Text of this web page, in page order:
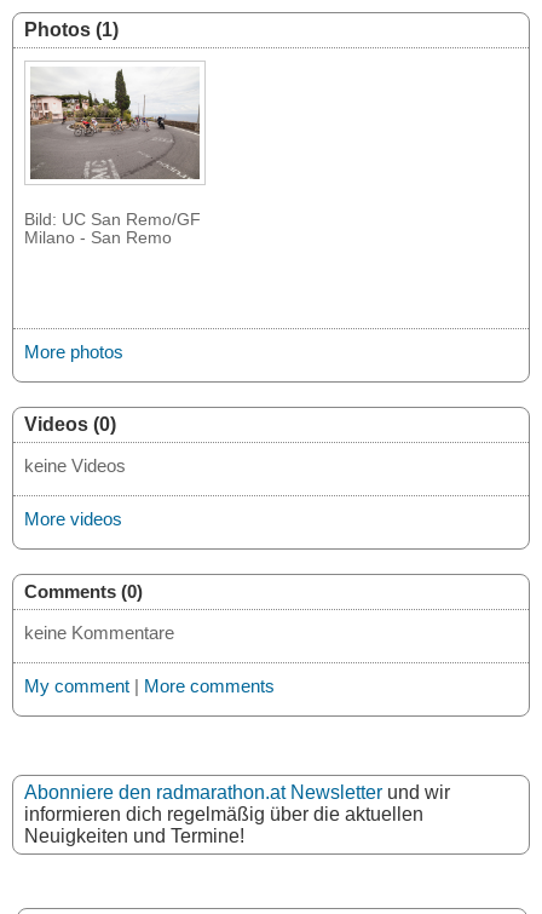
Photos (1)
Bild: UC San Remo/GF
Milano - San Remo
More photos
Videos (0)
keine Videos
More videos
Comments (0)
keine Kommentare
My comment | More comments
Abonniere den radmarathon.at Newsletter und wir
informieren dich regelmäßig über die aktuellen
Neuigkeiten und Termine!